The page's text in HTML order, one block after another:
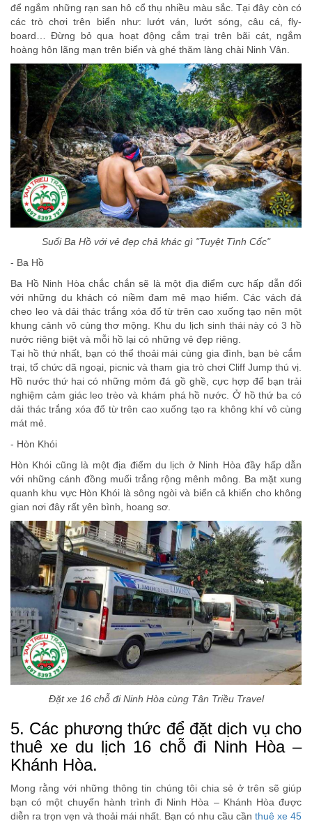
để ngắm những rạn san hô cổ thụ nhiều màu sắc. Tại đây còn có
các trò chơi trên biển như: lướt ván, lướt sóng, câu cá, fly-
board… Đừng bỏ qua hoạt động cắm trại trên bãi cát, ngắm
hoàng hôn lãng mạn trên biển và ghé thăm làng chài Ninh Vân.
Suối Ba Hồ với vẻ đẹp chả khác gì "Tuyệt Tình Cốc"
- Ba Hồ
Ba Hồ Ninh Hòa chắc chắn sẽ là một địa điểm cực hấp dẫn đối
với những du khách có niềm đam mê mạo hiểm. Các vách đá
cheo leo và dải thác trắng xóa đổ từ trên cao xuống tạo nên một
khung cảnh vô cùng thơ mộng. Khu du lịch sinh thái này có 3 hồ
nước riêng biệt và mỗi hồ lại có những vẻ đẹp riêng.
Tại hồ thứ nhất, bạn có thể thoải mái cùng gia đình, bạn bè cắm
trại, tổ chức dã ngoại, picnic và tham gia trò chơi Cliff Jump thú vị.
Hồ nước thứ hai có những mỏm đá gồ ghề, cực hợp để bạn trải
nghiệm cảm giác leo trèo và khám phá hồ nước. Ở hồ thứ ba có
dải thác trắng xóa đổ từ trên cao xuống tạo ra không khí vô cùng
mát mẻ.
- Hòn Khói
Hòn Khói cũng là một địa điểm du lịch ở Ninh Hòa đầy hấp dẫn
với những cánh đồng muối trắng rộng mênh mông. Ba mặt xung
quanh khu vực Hòn Khói là sông ngòi và biển cả khiến cho không
gian nơi đây rất yên bình, hoang sơ.
Đặt xe 16 chỗ đi Ninh Hòa cùng Tân Triều Travel
5. Các phương thức để đặt dịch vụ cho
thuê xe du lịch 16 chỗ đi Ninh Hòa –
Khánh Hòa.
Mong rằng với những thông tin chúng tôi chia sẻ ở trên sẽ giúp
bạn có một chuyến hành trình đi Ninh Hòa – Khánh Hòa được
diễn ra trọn vẹn và thoải mái nhất. Bạn có nhu cầu cần thuê xe 45